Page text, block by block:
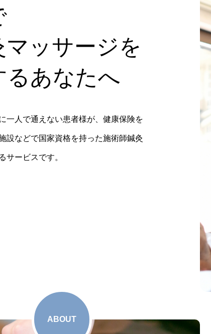
ッサージを
るあなたへ
一人で通えない患者様が、健康保険を
設などで国家資格を持った施術師鍼灸
サービスです。
ABOUT